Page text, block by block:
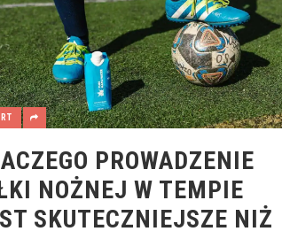
PROWADZENIE
NOŻNEJ W TEMPIE
SKUTECZNIEJSZE NIŻ